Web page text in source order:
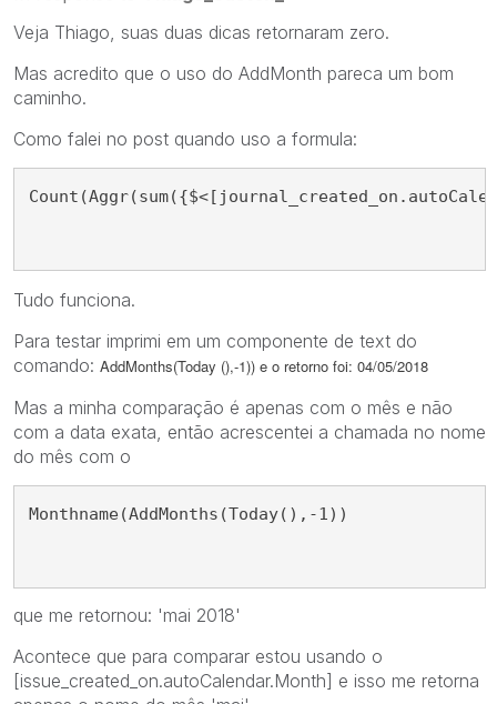
Veja Thiago, suas duas dicas retornaram zero.
Mas acredito que o uso do AddMonth pareca um bom
caminho.
Como falei no post quando uso a formula:
Tudo funciona.
Para testar imprimi em um componente de text do
comando: AddMonths(Today (),-1)) e o retorno foi: 04/05/2018
Mas a minha comparação é apenas com o mês e não
com a data exata, então acrescentei a chamada no nome
do mês com o
Monthname(AddMonths(Today(),-1))
que me retornou: 'mai 2018'
Acontece que para comparar estou usando o
[issue_created_on.autoCalendar.Month] e isso me retorna